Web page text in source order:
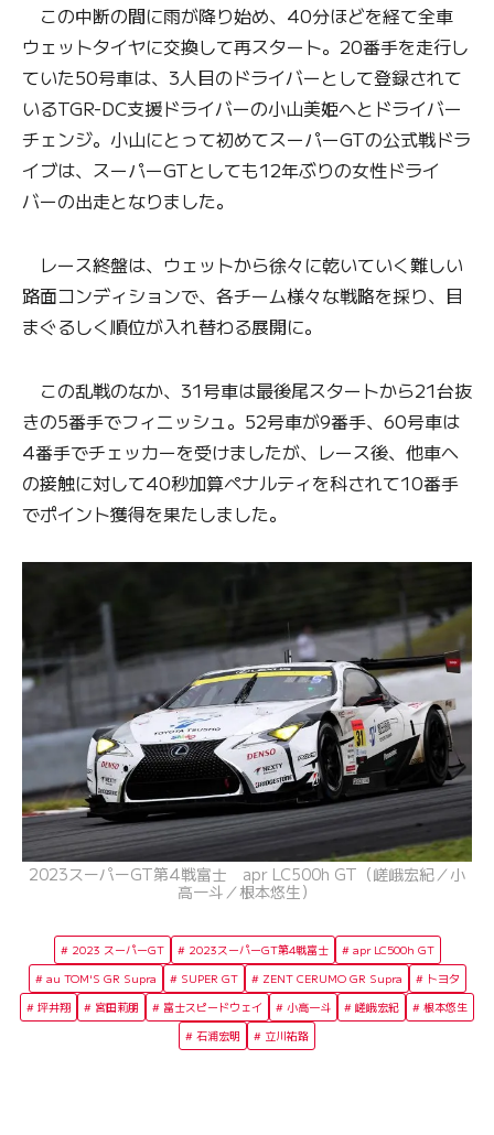
この中断の間に雨が降り始め、40分ほどを経て全車
ウェットタイヤに交換して再スタート。20番手を走行し
ていた50号車は、3人目のドライバーとして登録されて
いるTGR-DC支援ドライバーの小山美姫へとドライバー
チェンジ。小山にとって初めてスーパーGTの公式戦ドラ
イブは、スーパーGTとしても12年ぶりの女性ドライ
バーの出走となりました。
レース終盤は、ウェットから徐々に乾いていく難しい
路面コンディションで、各チーム様々な戦略を採り、目
まぐるしく順位が入れ替わる展開に。
この乱戦のなか、31号車は最後尾スタートから21台抜
きの5番手でフィニッシュ。52号車が9番手、60号車は
4番手でチェッカーを受けましたが、レース後、他車へ
の接触に対して40秒加算ペナルティを科されて10番手
でポイント獲得を果たしました。
2023スーパーGT第4戦富士 apr LC500h GT（嵯峨宏紀／小
高一斗／根本悠生）
2023 スーパーGT 2023スーパーGT第4戦富士
apr LC500h GT
au TOM'S GR Supra
SUPER GT ZENT CERUMO GR Supra
トヨタ
坪井翔
宮田莉朋 富士スピードウェイ 小高一斗 嵯峨宏紀
根本悠生
石浦宏明
立川祐路